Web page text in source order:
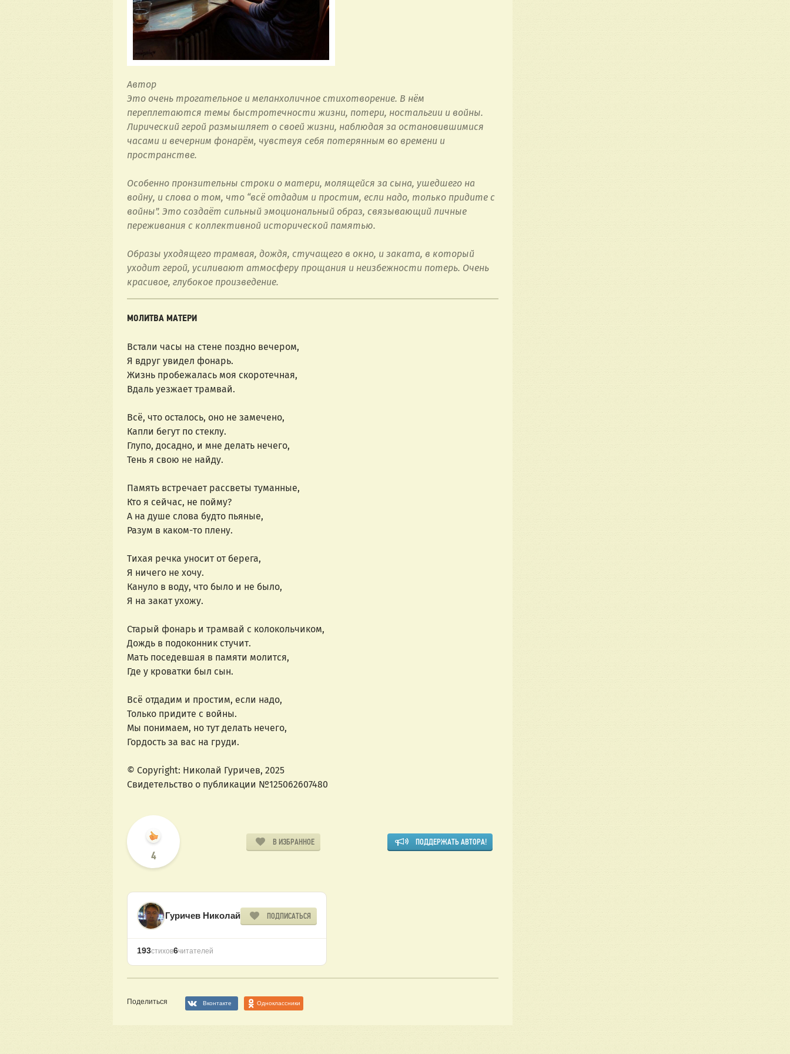
Автор
Это очень трогательное и меланхоличное стихотворение. В нём
переплетаются темы быстротечности жизни, потери, ностальгии и войны.
Лирический герой размышляет о своей жизни, наблюдая за остановившимися
часами и вечерним фонарём, чувствуя себя потерянным во времени и
пространстве.
Особенно пронзительны строки о матери, молящейся за сына, ушедшего на
войну, и слова о том, что “всё отдадим и простим, если надо, только придите с
войны”. Это создаёт сильный эмоциональный образ, связывающий личные
переживания с коллективной исторической памятью.
Образы уходящего трамвая, дождя, стучащего в окно, и заката, в который
уходит герой, усиливают атмосферу прощания и неизбежности потерь. Очень
красивое, глубокое произведение.
МОЛИТВА МАТЕРИ
Встали часы на стене поздно вечером,
Я вдруг увидел фонарь.
Жизнь пробежалась моя скоротечная,
Вдаль уезжает трамвай.
Всё, что осталось, оно не замечено,
Капли бегут по стеклу.
Глупо, досадно, и мне делать нечего,
Тень я свою не найду.
Память встречает рассветы туманные,
Кто я сейчас, не пойму?
А на душе слова будто пьяные,
Разум в каком-то плену.
Тихая речка уносит от берега,
Я ничего не хочу.
Кануло в воду, что было и не было,
Я на закат ухожу.
Старый фонарь и трамвай с колокольчиком,
Дождь в подоконник стучит.
Мать поседевшая в памяти молится,
Где у кроватки был сын.
Всё отдадим и простим, если надо,
Только придите с войны.
Мы понимаем, но тут делать нечего,
Гордость за вас на груди.
© Copyright: Николай Гуричев, 2025
Свидетельство о публикации №125062607480
4
В ИЗБРАННОЕ ПОДДЕРЖАТЬ АВТОРА!
Гуричев Николай ПОДПИСАТЬСЯ
193стихов6читателей
Поделиться Вконтакте Одноклассники